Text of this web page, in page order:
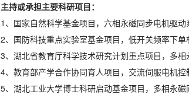
主持或承担主要科研项目：
1、国家自然科学基金项目，六相永磁同步电机驱
2、国防科技重点实验室基金项目，低开关频率下
3、湖北省教育厅科学技术研究计划重点项目，多
4、教育部产学合作协同育人项目，交流伺服电机
5、湖北工业大学博士科研启动基金项目，多相永